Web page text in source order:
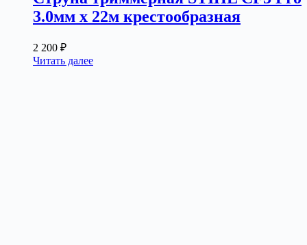
3.0мм х 22м крестообразная
2 200 ₽
Читать далее